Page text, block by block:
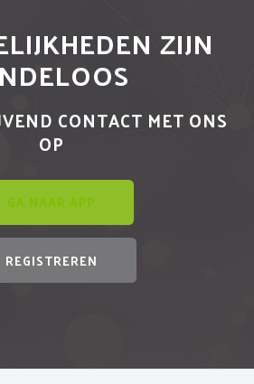
ZIJN
CONTACT MET ONS
OP
GA NAAR APP
REGISTREREN